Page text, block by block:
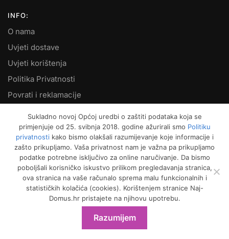
INFO:
O nama
Uvjeti dostave
Uvjeti korištenja
Politika Privatnosti
Povrati i reklamacije
MOJ RAČUN:
Moje narudžbe
Kako naručiti
Način plaćanja
Garancija kvalitete
Sukladno novoj Općoj uredbi o zaštiti podataka koja se
primjenjuje od 25. svibnja 2018. godine ažurirali smo Politiku
privatnostikako bismo olakšali razumijevanje koje informacije i
zašto prikupljamo. Vaša privatnost nam je važna pa prikupljamo
podatke potrebne isključivo za online naručivanje. Da bismo
poboljšali korisničko iskustvo prilikom pregledavanja stranica,
ova stranica na vaše računalo sprema malu funkcionalnih i
statističkih kolačića (cookies). Korištenjem stranice Naj-
Domus.hr pristajete na njihovu upotrebu.
Razumijem